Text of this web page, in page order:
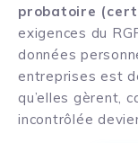
probatoire
exigences du
données
entreprises est
qu’elles gèrent,
incontrôlée